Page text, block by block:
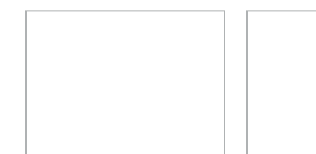
tubería soldada longitudinal en espiral